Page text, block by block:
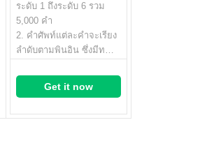
ระดับ 1 ถึงระดับ 6 รวม
5,000 คำ
2. คำศัพท์แต่ละคำจะเรียง
ลำดับตามพินอิน ซึ่งมีท…
Get it now